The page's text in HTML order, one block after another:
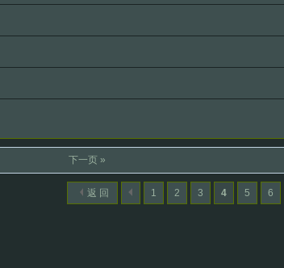
下一页 »
1 2 3 4 5 6
返 回